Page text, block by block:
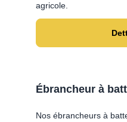
agricole.
Ébrancheur à
Nos ébrancheurs à